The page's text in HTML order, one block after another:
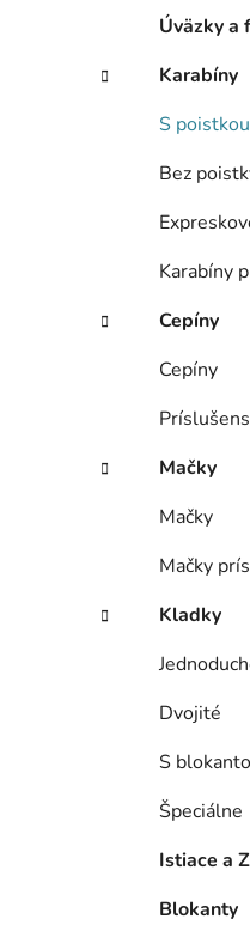
Úväzky a
Karabíny
S poistkou
Bez
Karabíny
Cepíny
Cepíny
Mačky
Mačky
Mačky
Kladky
Dvojité
S
Špeciálne
Istiace a
Blokanty